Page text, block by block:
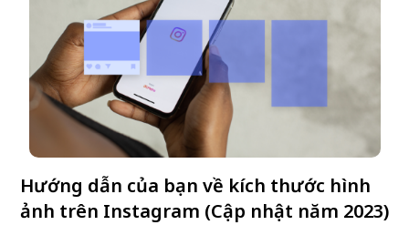
Hướng dẫn của bạn về kích thước hình
ảnh trên Instagram (Cập nhật năm 2023)